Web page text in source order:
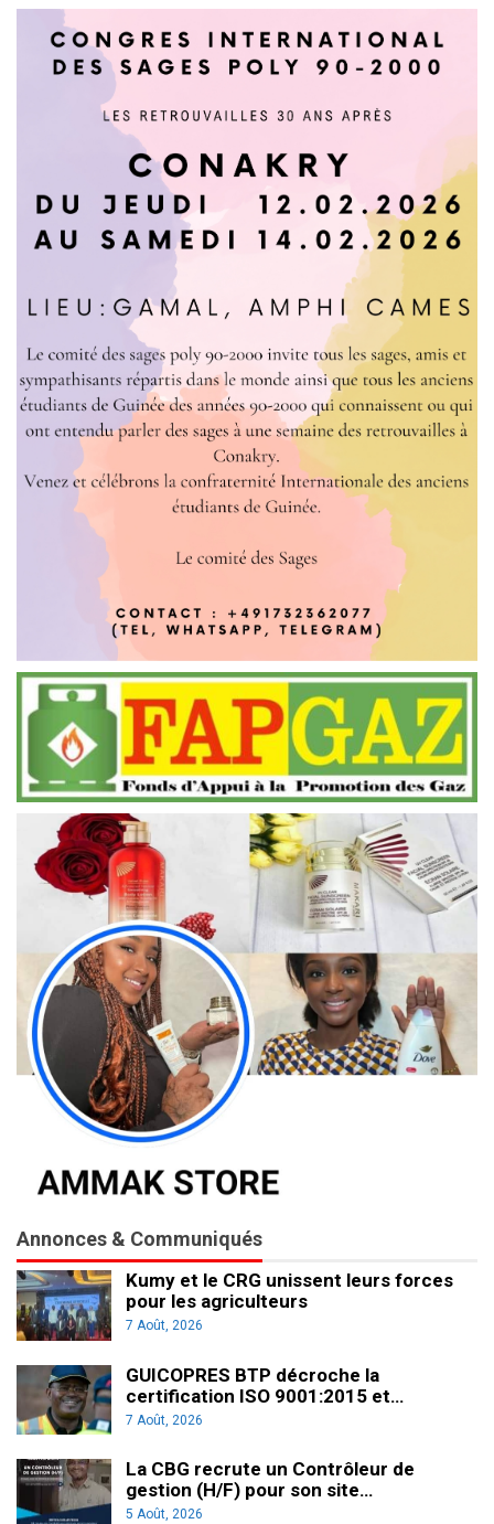
Annonces & Communiqués
Kumy et le CRG unissent leurs forces
pour les agriculteurs
7 Août, 2026
GUICOPRES BTP décroche la
certification ISO 9001:2015 et…
7 Août, 2026
La CBG recrute un Contrôleur de
gestion (H/F) pour son site…
5 Août, 2026